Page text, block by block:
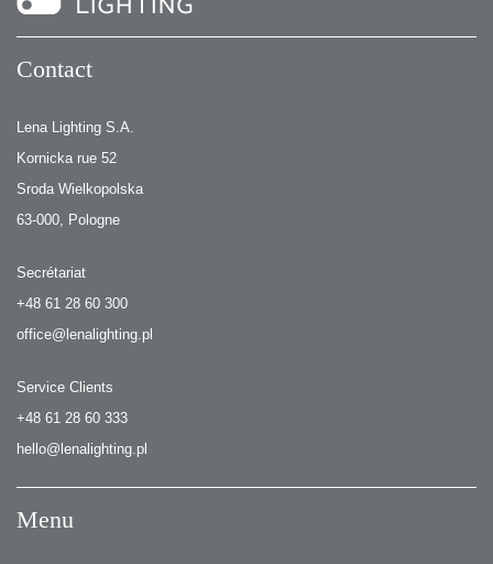
Contact
Lena Lighting S.A.
Kornicka rue 52
Sroda Wielkopolska
63-000, Pologne
Secrétariat
+48 61 28 60 300
office@lenalighting.pl
Service Clients
+48 61 28 60 333
hello@lenalighting.pl
Menu